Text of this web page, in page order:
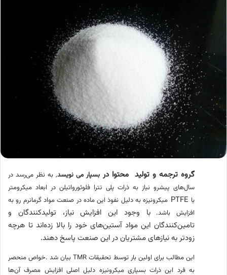
گروه ترجمه و تولید محتوادر بسپار می نویسد, به نظر می‌رسد در
سال‌های پیشرو نیاز به ذرات پلی تترا فلوئورواتیلن در ابعاد میکرومتر
یا PTFE میکرونیزه به دلیل نفوذ این ماده در صنعت مواد گرمانرم رو به
افزایش ‌باشد.با وجود این افزایش نیاز، تولیدکنندگان و
تامین‌کنندگان این مواد آستین‌های خود را بالا زده‌اند تا هرچه
زودتر به نیازهای مشتریان در این صنعت پاسخ دهند.
این مطالب برای اولین بار توسط تحقیقاتTMR بیان شد.خواص منحصر
به فرد این ذرات بسپاری میکرونیزه دلیل اصلی افزایش مصرف آن‌ها